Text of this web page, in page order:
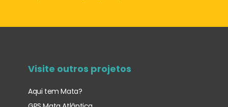
Visite outros projetos
Aqui tem Mata?